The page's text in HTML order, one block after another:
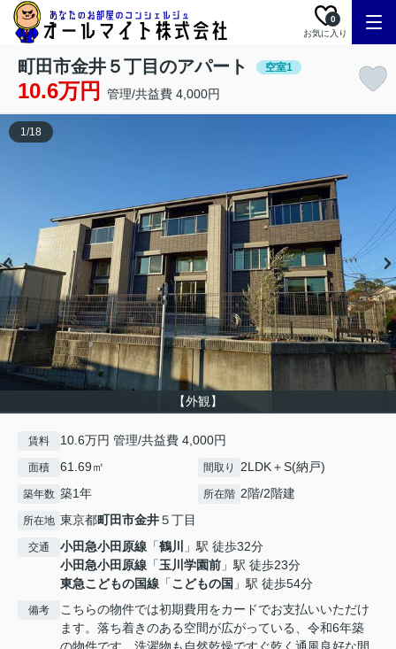
お気に入り
0
町田市金井５丁目のアパート 空室1
10.6万円 管理/共益費 4,000円
【外観】
1/18
賃料 10.6万円 管理/共益費 4,000円
面積 61.69㎡ 間取り 2LDK＋S(納戸)
築年数 築1年 所在階 2階/2階建
所在地 東京都町田市金井５丁目
交通 小田急小田原線 「鶴川
」駅 徒歩32分
小田急小田原線 「玉川学園前 」駅 徒歩23分
東急こどもの国線 「こどもの国 」駅 徒歩54分
備考
こちらの物件では初期費用をカードでお支払いいただけ
ます。落ち着きのある空間が広がっている、令和6年築